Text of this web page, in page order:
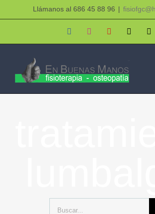
contenido
Llámanos al 686 45 88 96 |
FacebookInstagramYouTube
Buscar: